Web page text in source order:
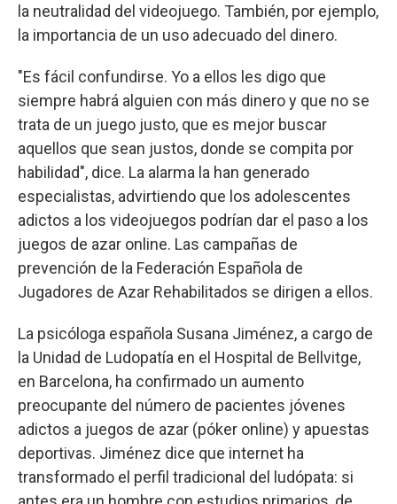
la neutralidad del videojuego. También, por ejemplo,
la importancia de un uso adecuado del dinero.
"Es fácil confundirse. Yo a ellos les digo que
siempre habrá alguien con más dinero y que no se
trata de un juego justo, que es mejor buscar
aquellos que sean justos, donde se compita por
habilidad", dice. La alarma la han generado
especialistas, advirtiendo que los adolescentes
adictos a los videojuegos podrían dar el paso a los
juegos de azar online. Las campañas de
prevención de la Federación Española de
Jugadores de Azar Rehabilitados se dirigen a ellos.
La psicóloga española Susana Jiménez, a cargo de
la Unidad de Ludopatía en el Hospital de Bellvitge,
en Barcelona, ha confirmado un aumento
preocupante del número de pacientes jóvenes
adictos a juegos de azar (póker online) y apuestas
deportivas. Jiménez dice que internet ha
transformado el perfil tradicional del ludópata: si